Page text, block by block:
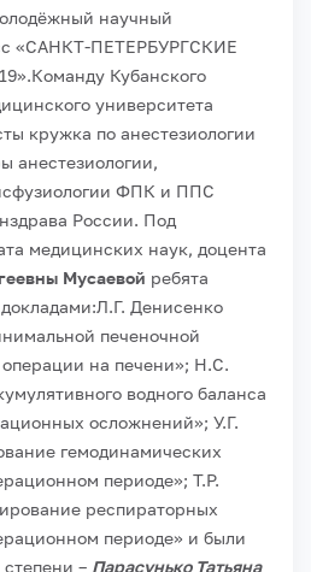
научный
«САНКТ-ПЕТЕРБУРГСКИЕ
Команду Кубанского
университета
кружка по анестезиологии
анестезиологии,
ФПК и ППС
России. Под
медицинских наук, доцента
Мусаевой ребята
Л.Г. Денисенко
печеночной
на печени»; Н.С.
водного баланса
осложнений»; У.Г.
гемодинамических
периоде»; Т.Р.
респираторных
периоде» и были
– Парасунько Татьяна